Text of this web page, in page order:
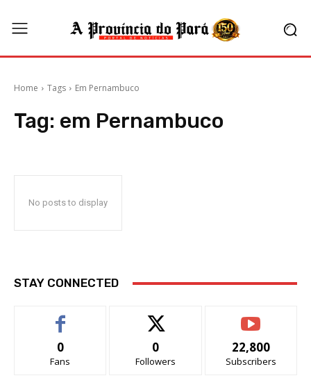
Home Tags Em Pernambuco
Tag: em Pernambuco
No posts to display
STAY CONNECTED
0
Fans
0
Followers
22,800
Subscribers